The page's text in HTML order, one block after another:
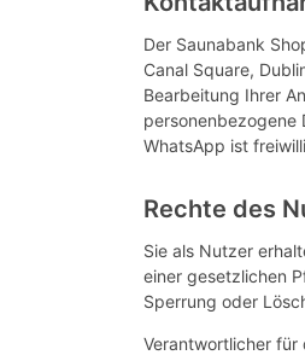
Der Saunabank
Canal Square,
Bearbeitung Ihrer
personenbezogene
WhatsApp ist
Rechte des
Sie als Nutzer
einer gesetzlichen
Sperrung oder
Verantwortlicher für